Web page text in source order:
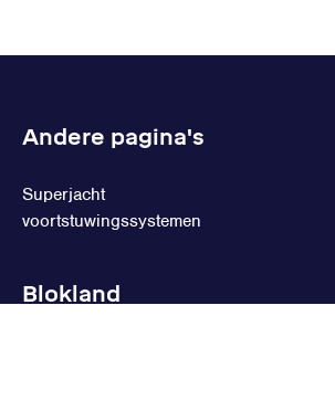
Andere pagina's
Superjacht
voortstuwingssystemen
Blokland